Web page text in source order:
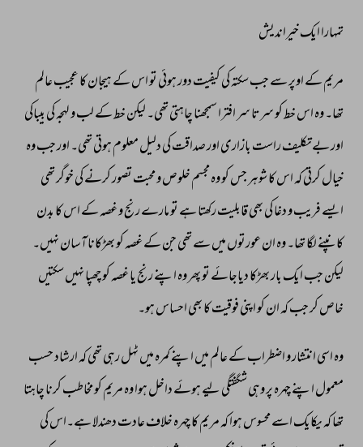
تمہارا ایک خیراندیش
مریم کے اوپر سے جب سکتہ کی کیفیت دور ہوئی تو اس کے ہیجان کا عجیب عالم
تھا۔ وہ اس خط کو سرتا سر افترا سمجھنا چاہتی تھی۔ لیکن خط کے لب و لہجہ کی بیباکی
اور بےتکلیف راست بازاری اور صداقت کی دلیل معلوم ہوتی تھی۔ اور جب وہ
خیال کرتی کہ اس کا شوہر جس کو وہ مجسم خلوص و محبت تصور کرنے کی خوگر تھی
ایسے فریب و دغا کی بھی قابلیت رکھتا ہے تو مارے رنج و غصہ کے اس کا بدن
کانپنے لگا تھا۔ وہ ان عورتوں میں سے تھی جن کے غصہ کو بھڑکانا آسان نہیں۔
لیکن جب ایک بار بھڑکا دیاجائے تو پھر وہ اپنے رنج یا غصہ کو چھپا نہیں سکتیں
خاص کر جب کہ ان کو اپنی فوقیت کا بھی احساس ہو۔
وہ اسی انتشار و اضطراب کے عالم میں اپنے کمرہ میں ٹہل رہی تھی کہ ارشاد حسب
معمول اپنے چہرہ پر وہی شگفتگی لیے ہوئے داخل ہوا وہ مریم کو مخاطب کرنا چاہتا
تھا کہ یکایک اسے محسوس ہوا کہ مریم کا چہرہ خلاف عادت دھندلا ہے۔اس کی